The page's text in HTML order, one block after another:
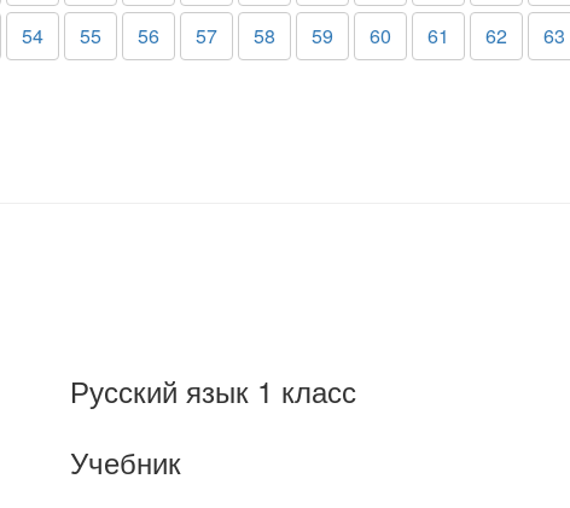
54 55 56 57 58 59 60 61 62 63
Русский язык 1 класс
Учебник